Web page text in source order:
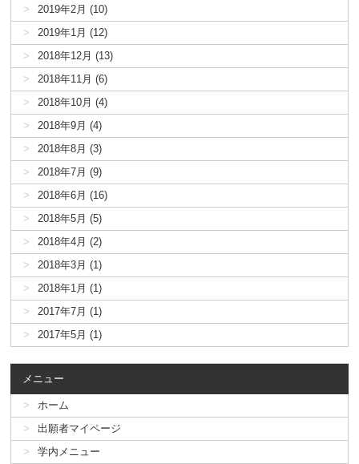
2019年2月 (10)
2019年1月 (12)
2018年12月 (13)
2018年11月 (6)
2018年10月 (4)
2018年9月 (4)
2018年8月 (3)
2018年7月 (9)
2018年6月 (16)
2018年5月 (5)
2018年4月 (2)
2018年3月 (1)
2018年1月 (1)
2017年7月 (1)
2017年5月 (1)
メニュー
ホーム
出願者マイページ
学内メニュー